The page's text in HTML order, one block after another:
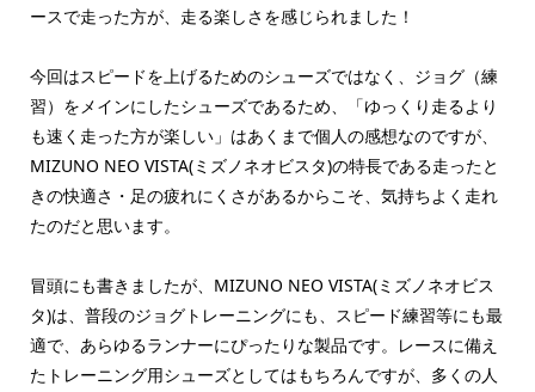
ースで走った方が、走る楽しさを感じられました！
今回はスピードを上げるためのシューズではなく、ジョグ（練
習）をメインにしたシューズであるため、「ゆっくり走るより
も速く走った方が楽しい」はあくまで個人の感想なのですが、
MIZUNO NEO VISTA(ミズノネオビスタ)の特長である走ったと
きの快適さ・足の疲れにくさがあるからこそ、気持ちよく走れ
たのだと思います。
冒頭にも書きましたが、MIZUNO NEO VISTA(ミズノネオビス
タ)は、普段のジョグトレーニングにも、スピード練習等にも最
適で、あらゆるランナーにぴったりな製品です。レースに備え
たトレーニング用シューズとしてはもちろんですが、多くの人